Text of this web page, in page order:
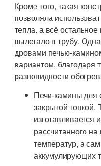
Кроме того, такая
позволяла
тепла, а всё
вылетало в трубу.
дровами печью-
вариантом, благодаря
разновидности
Печи-камины для
закрытой топкой.
изготавливается
рассчитанного
температур, а
аккумулирующих